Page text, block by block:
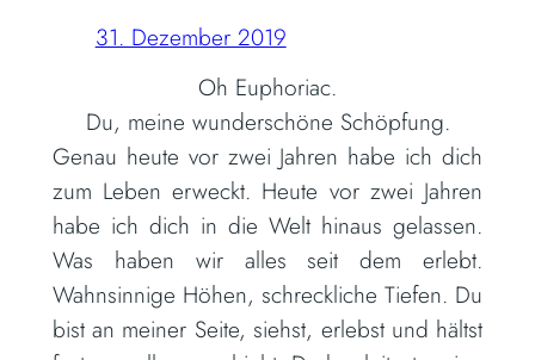
31. Dezember 2019
Oh Euphoriac.
Du, meine wunderschöne Schöpfung.
Genau heute vor zwei Jahren habe ich dich
zum Leben erweckt. Heute vor zwei Jahren
habe ich dich in die Welt hinaus gelassen.
Was haben wir alles seit dem erlebt.
Wahnsinnige Höhen, schreckliche Tiefen. Du
bist an meiner Seite, siehst, erlebst und hältst